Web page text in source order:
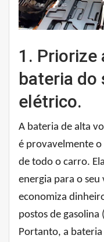
1. Priorize
bateria do
elétrico.
A bateria de alta
é provavelmente
de todo o carro.
energia para o
economiza
postos de gasolina
Portanto, a